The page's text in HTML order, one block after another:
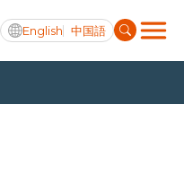
English 中国語